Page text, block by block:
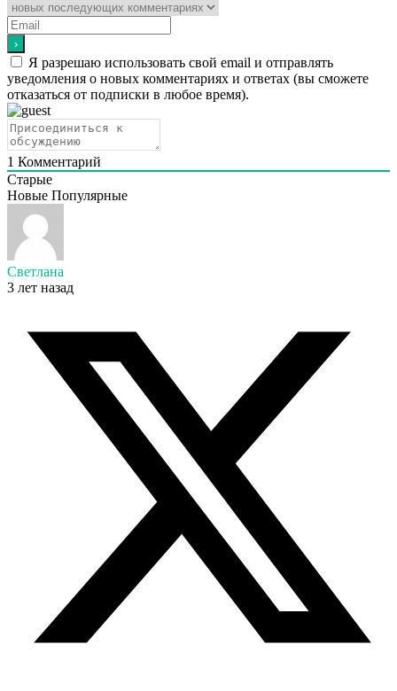
Я разрешаю использовать свой email и отправлять
уведомления о новых комментариях и ответах (вы cможете
отказаться от подписки в любое время).
1 Комментарий
Старые
Новые Популярные
Светлана
3 лет назад